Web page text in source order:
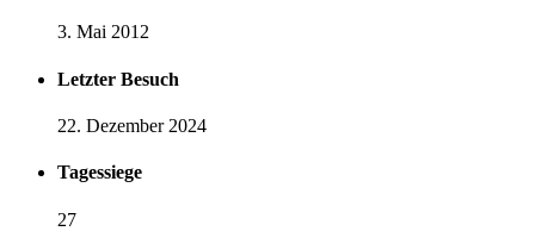
3. Mai 2012
Letzter Besuch
22. Dezember 2024
Tagessiege
27